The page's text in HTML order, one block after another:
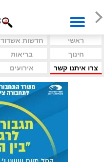
ראשי חדשות אשדוד
חינוך
בריאות
צרו איתנו קשר
אירועים